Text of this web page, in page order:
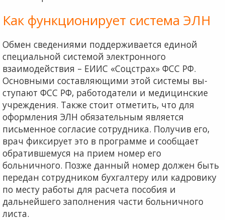
Как функционирует система ЭЛН
Обмен сведениями поддерживается единой
специальной системой электронного
взаимодействия – ЕИИС «Соцстрах» ФСС РФ.
Основными составляющими этой системы вы-
ступают ФСС РФ, работодатели и медицинские
учреждения. Также стоит отметить, что для
оформления ЭЛН обязательным является
письменное согласие сотрудника. Получив его,
врач фиксирует это в программе и сообщает
обратившемуся на прием номер его
больничного. Позже данный номер должен быть
передан сотрудником бухгалтеру или кадровику
по месту работы для расчета пособия и
дальнейшего заполнения части больничного
листа.